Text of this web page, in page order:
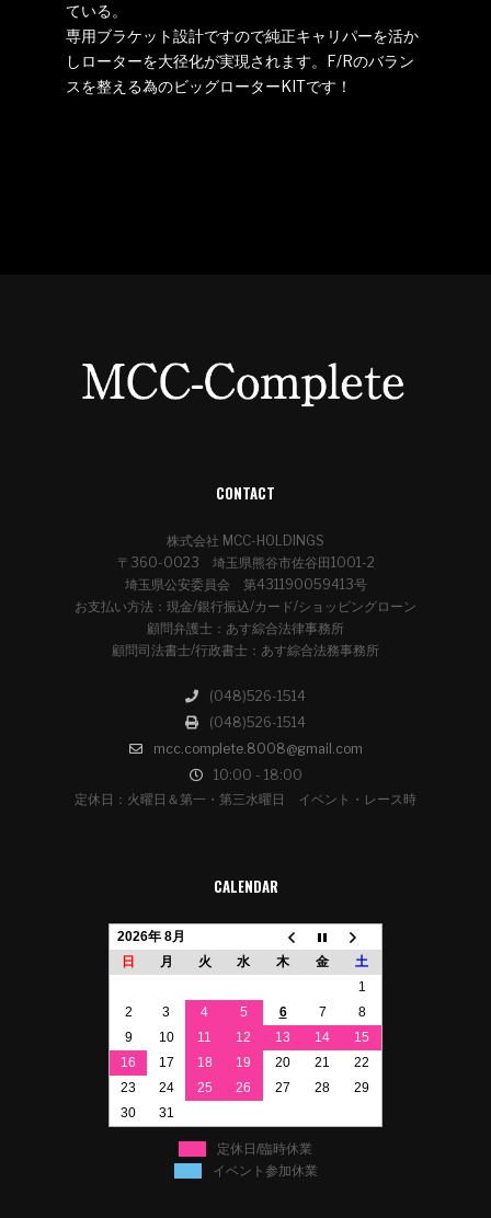
ている。
専用ブラケット設計ですので純正キャリパーを活か
しローターを大径化が実現されます。F/Rのバラン
スを整える為のビッグローターKITです！
CONTACT
株式会社 MCC-HOLDINGS
〒360-0023 埼玉県熊谷市佐谷田1001-2
埼玉県公安委員会 第431190059413号
お支払い方法：現金/銀行振込/カード/ショッピングローン
顧問弁護士：あす綜合法律事務所
顧問司法書士/行政書士：あす綜合法務事務所
(048)526-1514
(048)526-1514
mcc.complete.8008@gmail.com
10:00 - 18:00
定休日：火曜日＆第一・第三水曜日 イベント・レース時
CALENDAR
2026年 8月
日
月 火 水 木 金
土
1
2
3 4 5 6 7
8
9
10 11 12 13 14
15
16
17 18 19 20 21
22
23
24 25 26 27 28
29
30
31
定休日/臨時休業
イベント参加休業